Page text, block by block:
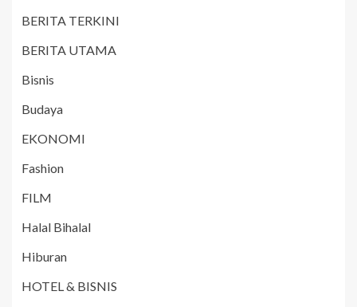
BERITA TERKINI
BERITA UTAMA
Bisnis
Budaya
EKONOMI
Fashion
FILM
Halal Bihalal
Hiburan
HOTEL & BISNIS